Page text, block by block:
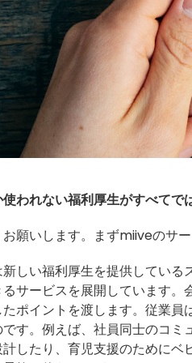
われない福利厚生がすべてで
願いします。まずmiiveのサ
しい福利厚生を提供してい
サービスを展開しています
ポイントを渡します。従業
す。例えば、社員同士のコ
したり、育児支援のために